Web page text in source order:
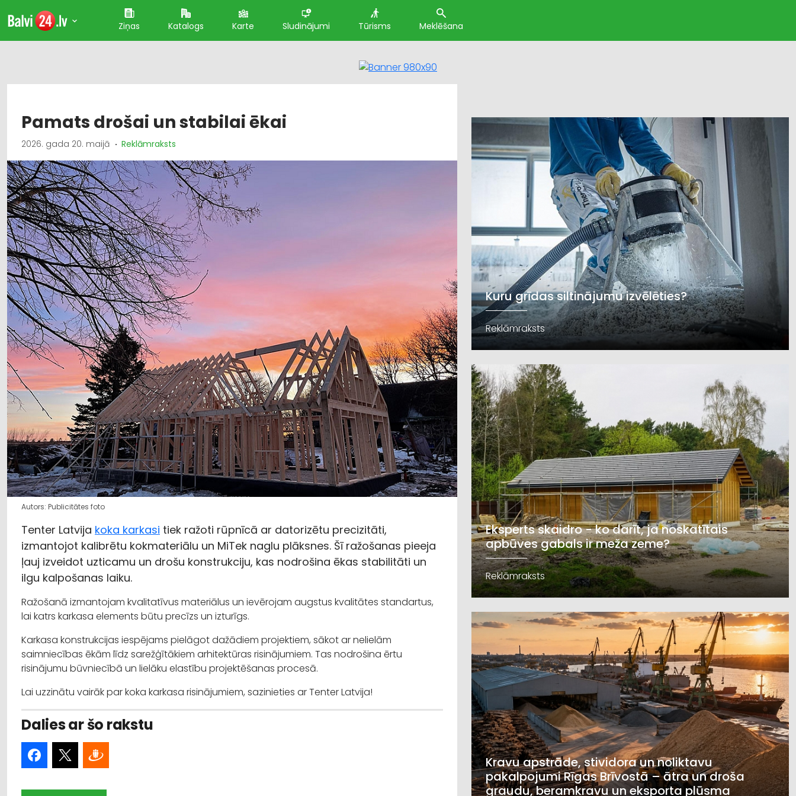
Ziņas Katalogs Karte Sludinājumi Tūrisms Meklēšana
Pamats drošai un stabilai ēkai
2026. gada 20. maijā Reklāmraksts
Autors: Publicitātes foto
Tenter Latvija koka karkasi tiek ražoti rūpnīcā ar datorizētu precizitāti,
izmantojot kalibrētu kokmateriālu un MiTek naglu plāksnes. Šī ražošanas pieeja
ļauj izveidot uzticamu un drošu konstrukciju, kas nodrošina ēkas stabilitāti un
ilgu kalpošanas laiku.
Ražošanā izmantojam kvalitatīvus materiālus un ievērojam augstus kvalitātes standartus,
lai katrs karkasa elements būtu precīzs un izturīgs.
Karkasa konstrukcijas iespējams pielāgot dažādiem projektiem, sākot ar nelielām
saimniecības ēkām līdz sarežģītākiem arhitektūras risinājumiem. Tas nodrošina ērtu
risinājumu būvniecībā un lielāku elastību projektēšanas procesā.
Lai uzzinātu vairāk par koka karkasa risinājumiem, sazinieties ar Tenter Latvija!
Dalies ar šo rakstu
Kuru grīdas siltinājumu izvēlēties?
Reklāmraksts
Eksperts skaidro - ko darīt, ja noskatītais
apbūves gabals ir meža zeme?
Reklāmraksts
Kravu apstrāde, stividora un noliktavu
pakalpojumi Rīgas Brīvostā – ātra un droša
graudu, beramkravu un eksporta plūsma